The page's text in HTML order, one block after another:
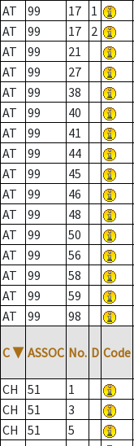
AT
99 17 1
AT
99 17 2
AT
99 21
AT
99 27
AT
99 38
AT
99 40
AT
99 41
AT
99 44
AT
99 45
AT
99 46
AT
99 48
AT
99 50
AT
99 56
AT
99 58
AT
99 59
AT
99 98
C ▼ ASSOC No. D Code
CH 51 1
CH
51 3
CH
51 5